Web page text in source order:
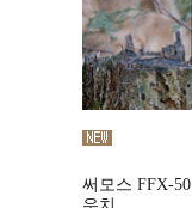
써모스 FFX-